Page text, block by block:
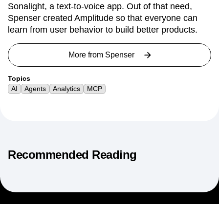
He experienced the need for a better product
analytics solution firsthand while developing
Sonalight, a text-to-voice app. Out of that need,
learn from user behavior to build better products.